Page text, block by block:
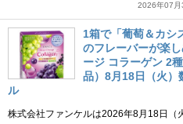
2026年07
1箱で「葡萄＆カシ
のフレーバーが楽
ージ コラーゲン 2
品）8月18日（火）
ル
株式会社ファンケルは2026年8月18日（